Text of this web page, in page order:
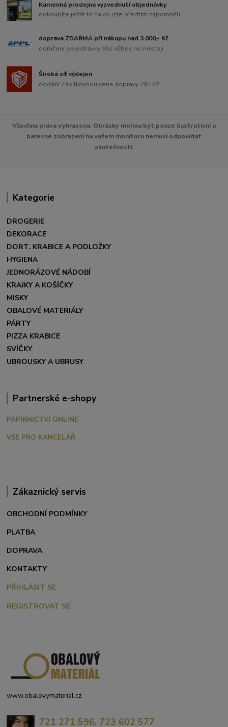
Kamenná prodejna vyzvednutí objednávky
dokoupíte ještě to na co jste předtím zapomněli
doprava ZDARMA při nákupu nad 3.000,- Kč
doručení objednávky Vás vůbec nic nestojí
Široká síť výdejen
dodání Zásilkovnou cena dopravy 79,- Kč
Všechna práva vyhrazena. Obrázky mohou být pouze ilustrativní a
barevné zobrazení na vašem monitoru nemusí odpovídat
skutečnosti.
Kategorie
DROGERIE
DEKORACE
DORT. KRABICE A PODLOŽKY
HYGIENA
JEDNORÁZOVÉ NÁDOBÍ
KRAJKY A KOŠÍČKY
MISKY
OBALOVÉ MATERIÁLY
PÁRTY
PIZZA KRABICE
SVÍČKY
UBROUSKY A UBRUSY
Partnerské e-shopy
PAPÍRNICTVÍ ONLINE
VŠE PRO KANCELÁŘ
Zákaznický servis
OBCHODNÍ PODMÍNKY
PLATBA
DOPRAVA
KONTAKTY
PŘIHLÁSIT SE
REGISTROVAT SE
www.obalovymaterial.cz
721 271 596, 723 602 577